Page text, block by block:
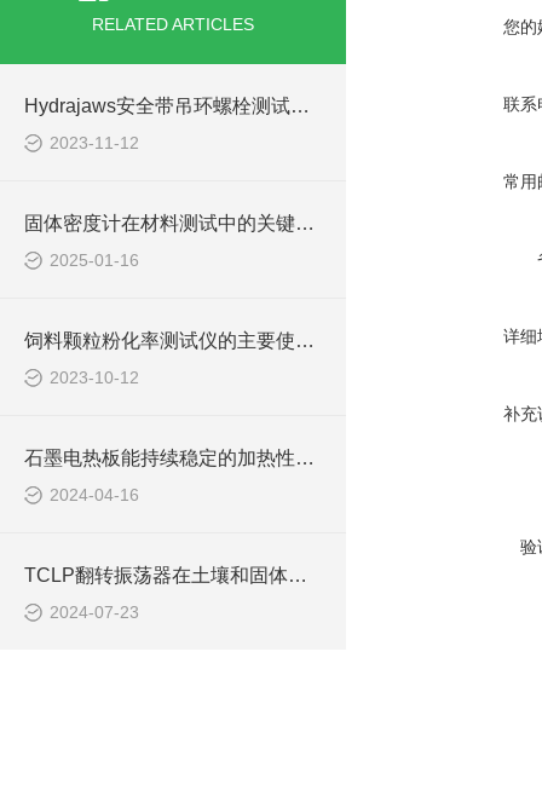
RELATED ARTICLES
Hydrajaws安全带吊环螺栓测试仪是保障安全的关键设备
2023-11-12
固体密度计在材料测试中的关键作用说明
2025-01-16
饲料颗粒粉化率测试仪的主要使用说明
2023-10-12
石墨电热板能持续稳定的加热性能保障
2024-04-16
TCLP翻转振荡器在土壤和固体废物测试中的作用
2024-07-23
您的
联系
常用
详细
补充
验